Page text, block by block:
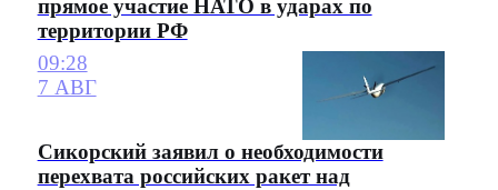
прямое участие НАТО в ударах по
территории РФ
09:28
7 АВГ
Сикорский заявил о необходимости
перехвата российских ракет над